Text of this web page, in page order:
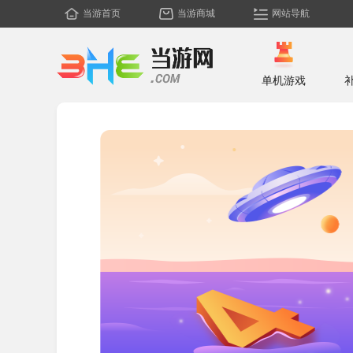
当游首页 当游商城 网站导航
单机游戏